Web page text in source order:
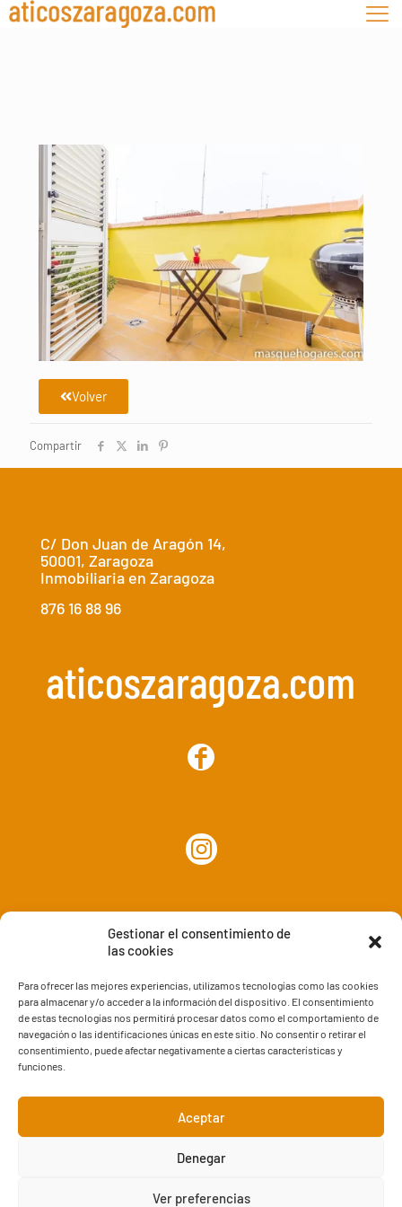
Gestionar el consentimiento de
las cookies
Para ofrecer las mejores experiencias, utilizamos tecnologías como las cookies
para almacenar y/o acceder a la información del dispositivo. El consentimiento
de estas tecnologías nos permitirá procesar datos como el comportamiento de
navegación o las identificaciones únicas en este sitio. No consentir o retirar el
consentimiento, puede afectar negativamente a ciertas características y
funciones.
Aceptar
Denegar
Ver preferencias
Volver
Compartir
C/ Don Juan de Aragón 14,
50001, Zaragoza
Inmobiliaria en Zaragoza
876 16 88 96
www.masquehogares.com
info@masquehogares.com
Política de Privacidad